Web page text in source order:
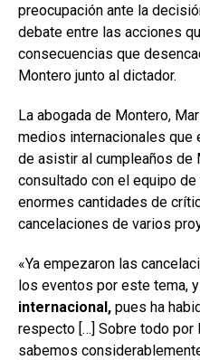
preocupación ante la
debate entre las acciones
consecuencias que
Montero junto al dictador.
La abogada de Montero,
medios internacionales que
de asistir al cumpleaños de
consultado con el equipo
enormes cantidades de
cancelaciones de varios
«Ya empezaron las
los eventos por este tema,
internacional, pues ha
respecto […] Sobre todo por
sabemos